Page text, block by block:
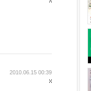
2010.06.15 00:39